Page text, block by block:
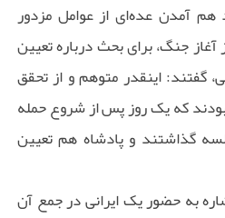
هم آمدن عده‌ای از عوامل مزدور
آغاز جنگ، برای بحث درباره تعیین
گفتند: اینقدر متوهم و از تحقق
که یک روز پس از شروع حمله
گذاشتند و پادشاه هم تعیین
به حضور یک ایرانی در جمع آن